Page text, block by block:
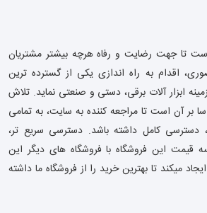
تا جهت رضایت و رفاه هرچه بیشتر مشتریان
اقدام به راه اندازی یکی از گسترده ترین
ابزار آلات برقی، دستی و صنعتی نماید. تلاش
بر آن است تا مراجعه کننده به سایت، به تمامی
دسترسی کامل داشته باشد. دسترسی سریع تر،
قیمت این فروشگاه با فروشگاه های دیگر این
میکند تا بهترین خرید را از فروشگاه ما داشته